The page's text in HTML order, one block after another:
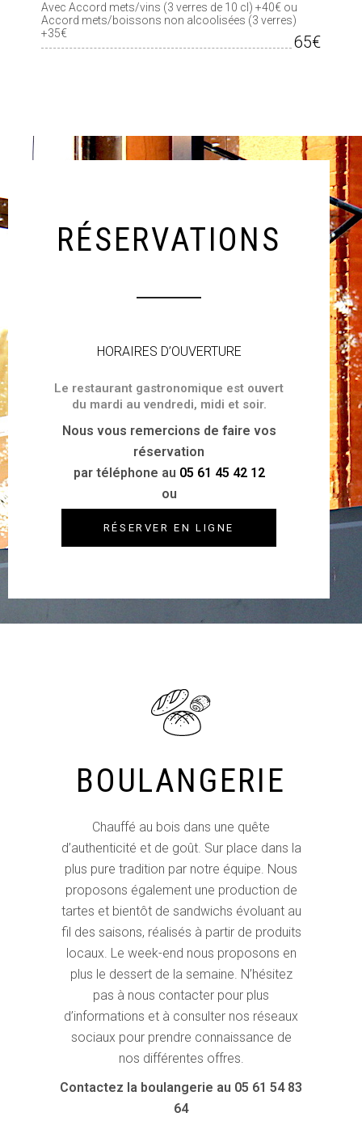
Avec Accord mets/vins (3 verres de 10 cl) +40€ ou
Accord mets/boissons non alcoolisées (3 verres)
+35€
65€
RÉSERVATIONS
HORAIRES D’OUVERTURE
Le restaurant gastronomique est ouvert
du mardi au vendredi, midi et soir.
Nous vous remercions de faire vos
réservation
par téléphone au 05 61 45 42 12
ou
RÉSERVER EN LIGNE
BOULANGERIE
Chauffé au bois dans une quête
d’authenticité et de goût. Sur place dans la
plus pure tradition par notre équipe. Nous
proposons également une production de
tartes et bientôt de sandwichs évoluant au
fil des saisons, réalisés à partir de produits
locaux. Le week-end nous proposons en
plus le dessert de la semaine. N’hésitez
pas à nous contacter pour plus
d’informations et à consulter nos réseaux
sociaux pour prendre connaissance de
nos différentes offres.
Contactez la boulangerie au 05 61 54 83
64